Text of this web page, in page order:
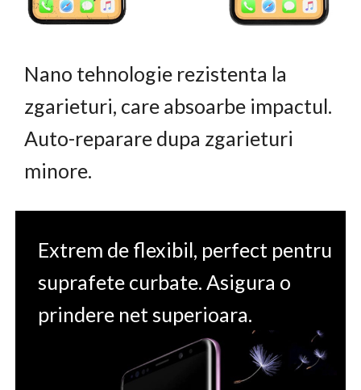
Nano tehnologie rezistenta la
zgarieturi, care absoarbe impactul.
Auto-reparare dupa zgarieturi
minore.
Extrem de flexibil, perfect pentru
suprafete curbate. Asigura o
prindere net superioara.